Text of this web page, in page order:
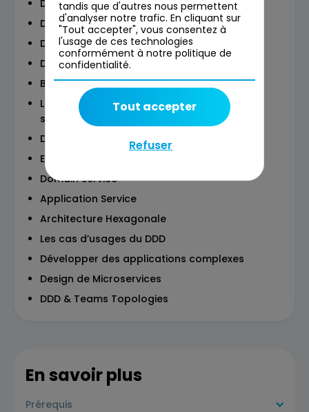
DDD Stratégique :
Domaines & sous-Domaines
Domaines & Capabilities
Distillation du domaine
Bounded Contex
Le Context Map –penser les relations
sociotechniques
Deux mots sur le DDD Tactique
Entity, Value Object & Aggregate
Domain Service
Application Service
Architecture Hexagonale
Les cas d’usages du DDD
Développer des applications complexes
Design de Microservices
DDD & Teams Topologies
En savoir plus
Prérequis
tandis que d'autres nous permettent
d'analyser notre trafic. En cliquant sur
"Tout accepter", vous consentez à
l'usage de ces technologies
conformément à notre politique de
confidentialité.
Refuser
Tout accepter